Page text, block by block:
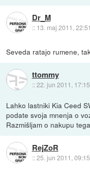
Dr_M
:: 13. maj 2011, 22:51
Seveda ratajo rumene,
ttommy
::22. jun 2011, 17:15
Lahko lastniki Kia Ceed
podate svoja mnenja o
Razmišljam o nakupu
RejZoR
::25. jun 2011, 09:15